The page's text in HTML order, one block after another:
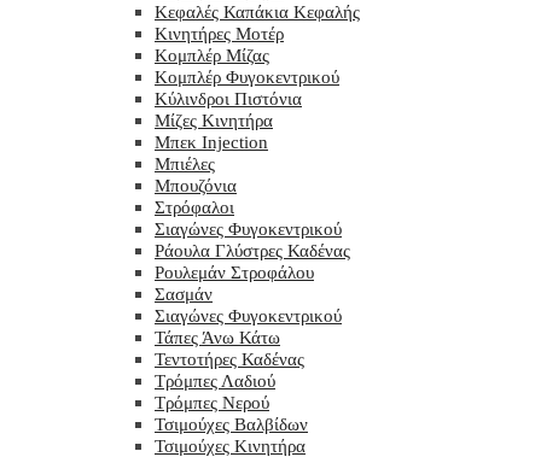
Κεφαλές Καπάκια Κεφαλής
Κινητήρες Μοτέρ
Κομπλέρ Μίζας
Κομπλέρ Φυγοκεντρικού
Κύλινδροι Πιστόνια
Μίζες Κινητήρα
Μπεκ Injection
Μπιέλες
Μπουζόνια
Στρόφαλοι
Σιαγώνες Φυγοκεντρικού
Ράουλα Γλύστρες Καδένας
Ρουλεμάν Στροφάλου
Σασμάν
Σιαγώνες Φυγοκεντρικού
Τάπες Άνω Κάτω
Τεντοτήρες Καδένας
Τρόμπες Λαδιού
Τρόμπες Νερού
Τσιμούχες Βαλβίδων
Τσιμούχες Κινητήρα